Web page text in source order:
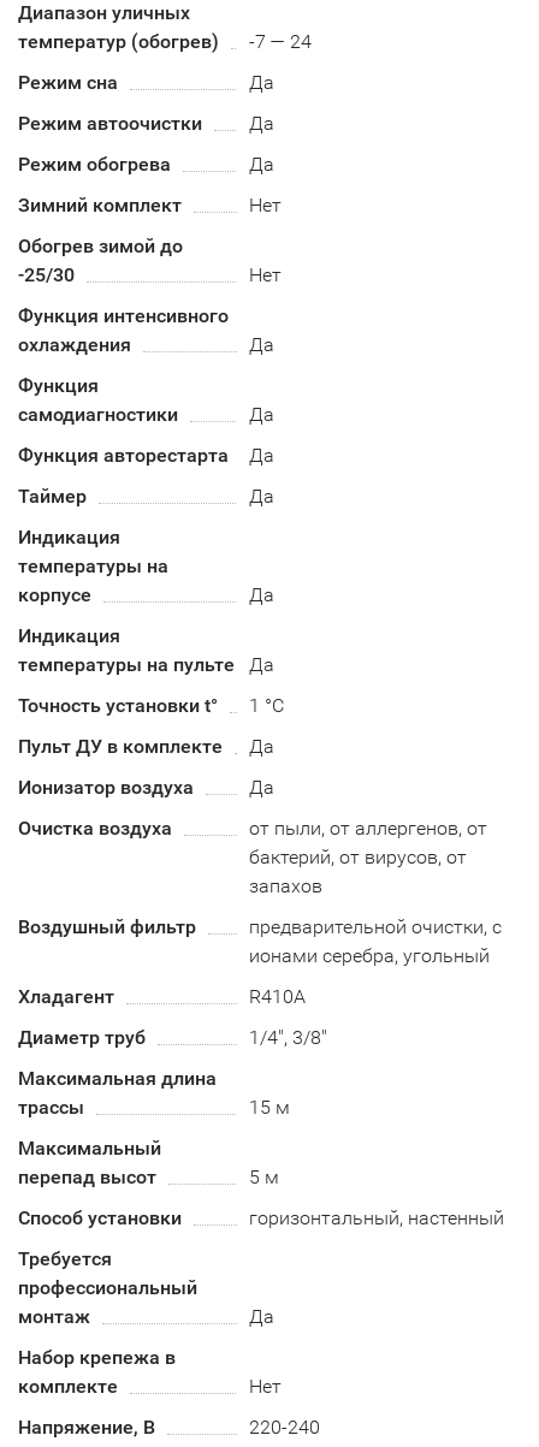
Диапазон уличных
температур (обогрев)
-7 — 24
Режим сна
Да
Режим автоочистки
Да
Режим обогрева
Да
Зимний комплект
Нет
Обогрев зимой до
-25/30
Нет
Функция интенсивного
охлаждения
Да
Функция
самодиагностики
Да
Функция авторестарта
Да
Таймер
Да
Индикация
температуры на
корпусе
Да
Индикация
температуры на пульте
Да
Точность установки t°
1 °C
Пульт ДУ в комплекте
Да
Ионизатор воздуха
Да
Очистка воздуха
от пыли, от аллергенов, от
бактерий, от вирусов, от
запахов
Воздушный фильтр
предварительной очистки, с
ионами серебра, угольный
Хладагент
R410А
Диаметр труб
1/4", 3/8"
Максимальная длина
трассы
15 м
Максимальный
перепад высот
5 м
Способ установки
горизонтальный, настенный
Требуется
профессиональный
монтаж
Да
Набор крепежа в
комплекте
Нет
Напряжение, В
220-240